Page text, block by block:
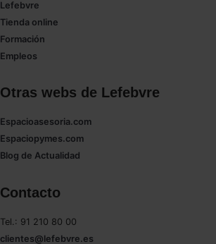
Lefebvre
Tienda online
Formación
Empleos
Otras webs de Lefebvre
Espacioasesoria.com
Espaciopymes.com
Blog de Actualidad
Contacto
Tel.: 91 210 80 00
clientes@lefebvre.es